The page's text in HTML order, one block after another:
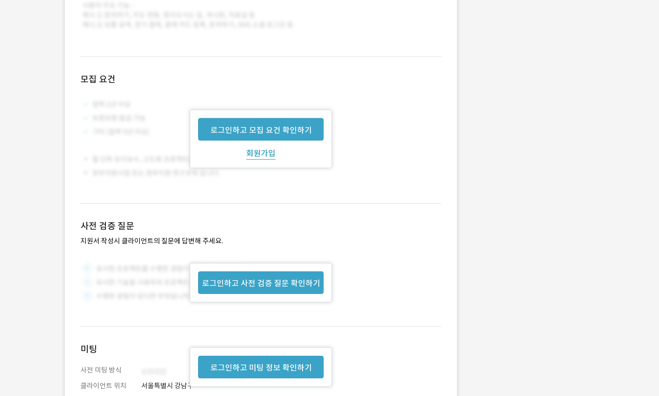
모집 요건
로그인하고 모집 요건 확인하기
회원가입
사전 검증 질문
지원서 작성시 클라이언트의 질문에 답변해 주세요.
로그인하고 사전 검증 질문 확인하기
로그인하고 미팅 정보 확인하기
미팅
사전 미팅 방식
클라이언트 위치
서울특별시 강남구